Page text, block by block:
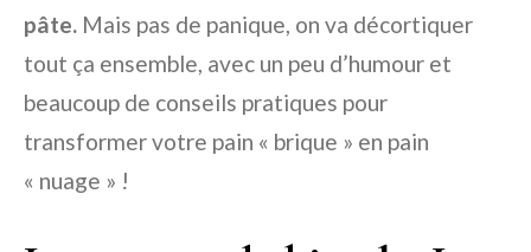
pâte. Mais pas de panique, on va décortiquer
tout ça ensemble, avec un peu d’humour et
beaucoup de conseils pratiques pour
transformer votre pain « brique » en pain
« nuage » !